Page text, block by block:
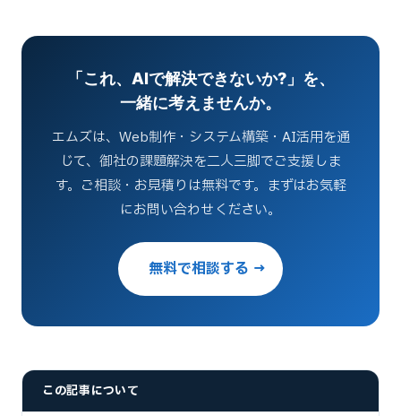
「これ、AIで解決できないか?」を、
一緒に考えませんか。
エムズは、Web制作・システム構築・AI活用を通
じて、御社の課題解決を二人三脚でご支援しま
す。ご相談・お見積りは無料です。まずはお気軽
にお問い合わせください。
無料で相談する →
この記事について